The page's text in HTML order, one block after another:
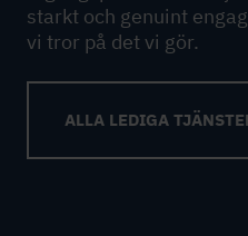
starkt och genuint
vi tror på det vi gör.
ALLA LEDIGA